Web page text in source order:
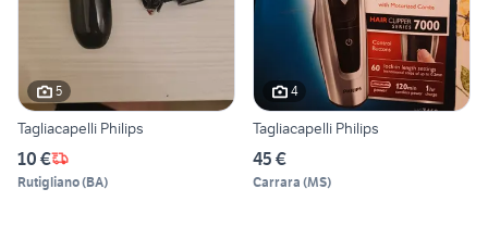
5
Tagliacapelli Philips
10 €
Rutigliano(BA)
4
Tagliacapelli Philips
45 €
Carrara (MS)